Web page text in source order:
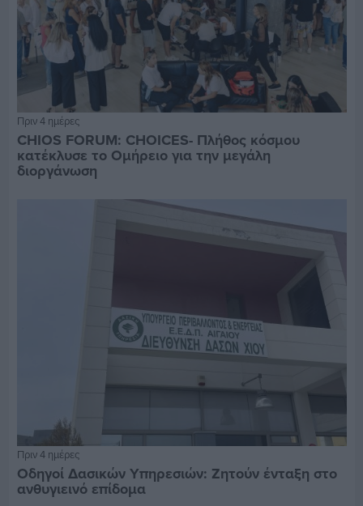
Πριν 4 ημέρες
CHIOS FORUM: CHOICES- Πλήθος κόσμου
κατέκλυσε το Ομήρειο για την μεγάλη
διοργάνωση
Πριν 4 ημέρες
Οδηγοί Δασικών Υπηρεσιών: Ζητούν ένταξη στο
ανθυγιεινό επίδομα